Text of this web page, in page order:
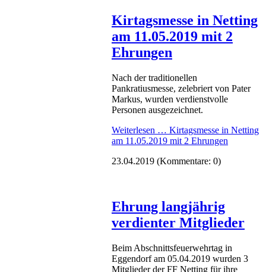
Kirtagsmesse in Netting
am 11.05.2019 mit 2
Ehrungen
Nach der traditionellen
Pankratiusmesse, zelebriert von Pater
Markus, wurden verdienstvolle
Personen ausgezeichnet.
Weiterlesen … Kirtagsmesse in Netting
am 11.05.2019 mit 2 Ehrungen
23.04.2019 (Kommentare: 0)
Ehrung langjährig
verdienter Mitglieder
Beim Abschnittsfeuerwehrtag in
Eggendorf am 05.04.2019 wurden 3
Mitglieder der FF Netting für ihre